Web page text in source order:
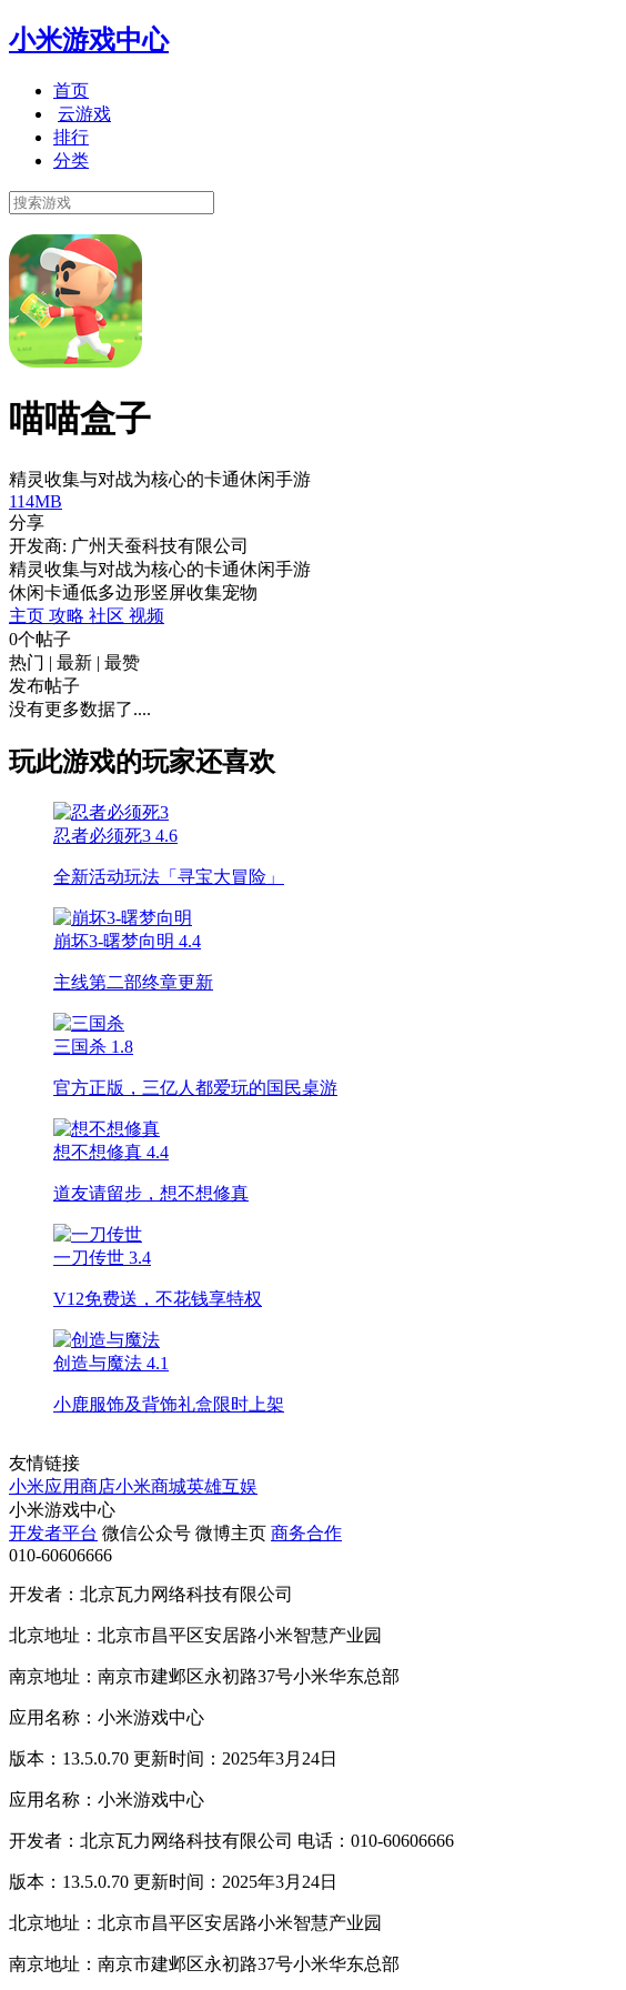
小米游戏中心
首页
云游戏
排行
分类
喵喵盒子
精灵收集与对战为核心的卡通休闲手游
114MB
分享
开发商: 广州天蚕科技有限公司
精灵收集与对战为核心的卡通休闲手游
休闲卡通低多边形竖屏收集宠物
主页 攻略 社区 视频
0个帖子
热门 | 最新 | 最赞
发布帖子
没有更多数据了....
玩此游戏的玩家还喜欢
忍者必须死3 4.6
全新活动玩法「寻宝大冒险」
崩坏3-曙梦向明 4.4
主线第二部终章更新
三国杀 1.8
官方正版，三亿人都爱玩的国民桌游
想不想修真 4.4
道友请留步，想不想修真
一刀传世 3.4
V12免费送，不花钱享特权
创造与魔法 4.1
小鹿服饰及背饰礼盒限时上架
友情链接
小米应用商店小米商城英雄互娱
小米游戏中心
开发者平台 微信公众号 微博主页 商务合作
010-60606666
开发者：北京瓦力网络科技有限公司
北京地址：北京市昌平区安居路小米智慧产业园
南京地址：南京市建邺区永初路37号小米华东总部
应用名称：小米游戏中心
版本：13.5.0.70 更新时间：2025年3月24日
应用名称：小米游戏中心
开发者：北京瓦力网络科技有限公司 电话：010-60606666
版本：13.5.0.70 更新时间：2025年3月24日
北京地址：北京市昌平区安居路小米智慧产业园
南京地址：南京市建邺区永初路37号小米华东总部